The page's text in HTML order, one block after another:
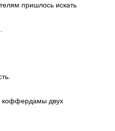
пришлось искать
коффердамы двух